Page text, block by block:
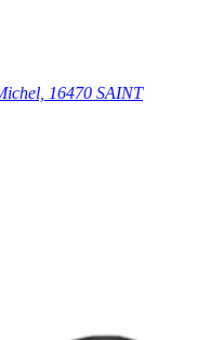
16470 SAINT